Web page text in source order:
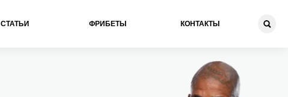
СТАТЬИ ФРИБЕТЫ КОНТАКТЫ